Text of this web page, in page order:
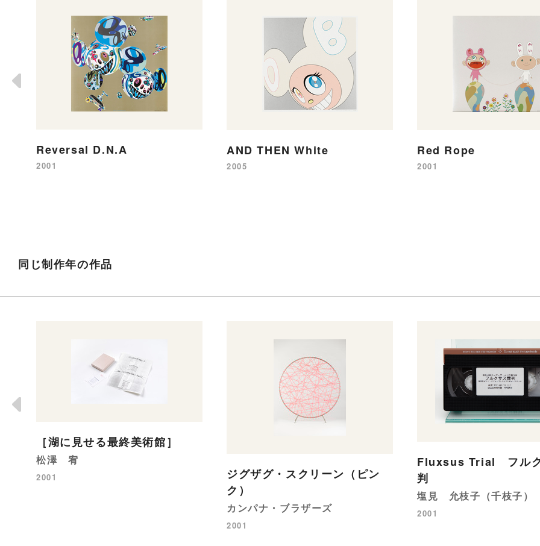
Reversal D.N.A
2001
AND THEN White
2005
Red Rope
2001
同じ制作年の作品
［湖に見せる最終美術館］
松澤 宥
2001
ジグザグ・スクリーン（ピン
ク）
カンパナ・ブラザーズ
2001
Fluxsus Trial フル
判
塩見 允枝子（千枝子）
2001